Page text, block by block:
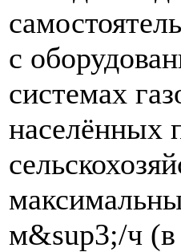
с
системах
населённых
м&sup3;/ч (в